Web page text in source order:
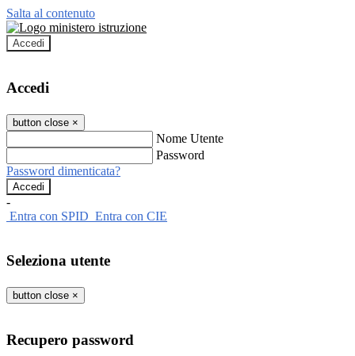
Salta al contenuto
Accedi
Accedi
button close ×
Nome Utente
Password
Password dimenticata?
-
Entra con SPID Entra con CIE
Seleziona utente
button close ×
Recupero password